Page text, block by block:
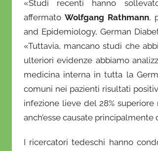
«Studi recenti hanno
affermatoWolfgang Rathmann,
and Epidemiology, German
«Tuttavia, mancano studi che
ulteriori evidenze abbiamo
medicina interna in tutta la
comuni nei pazienti risultati
infezione lieve del 28%
anch’esse causate principalmente
I ricercatori tedeschi hanno